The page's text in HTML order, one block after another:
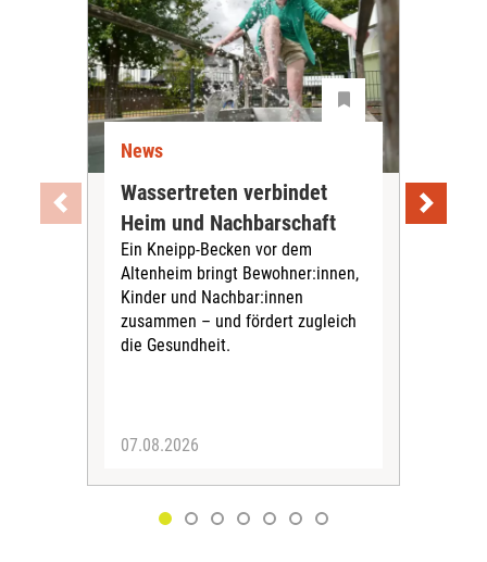
News
Wassertreten verbindet
Heim und Nachbarschaft
Ein Kneipp-Becken vor dem
Altenheim bringt Bewohner:innen,
Kinder und Nachbar:innen
zusammen – und fördert zugleich
die Gesundheit.
07.08.2026